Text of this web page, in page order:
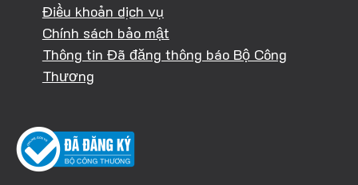
Điều khoản dịch vụ
Chính sách bảo mật
Thông tin Đã đăng thông báo Bộ Công
Thương